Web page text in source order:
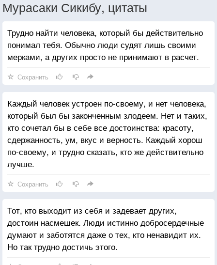
Мурасаки Сикибу, цитаты
Трудно найти человека, который бы действительно
понимал тебя. Обычно люди судят лишь своими
мерками, а других просто не принимают в расчет.
Сохранить
Каждый человек устроен по-своему, и нет человека,
который был бы законченным злодеем. Нет и таких,
кто сочетал бы в себе все достоинства: красоту,
сдержанность, ум, вкус и верность. Каждый хорош
по-своему, и трудно сказать, кто же действительно
лучше.
Сохранить
Тот, кто выходит из себя и задевает других,
достоин насмешек. Люди истинно добросердечные
думают и заботятся даже о тех, кто ненавидит их.
Но так трудно достичь этого.